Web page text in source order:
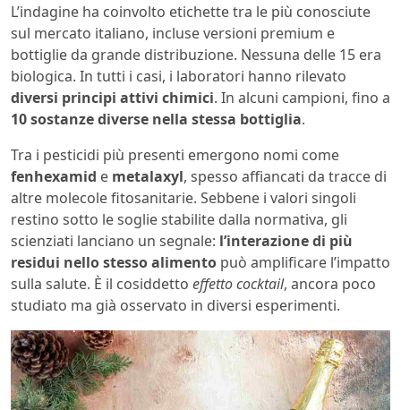
L’indagine ha coinvolto etichette tra le più conosciute
sul mercato italiano, incluse versioni premium e
bottiglie da grande distribuzione. Nessuna delle 15 era
biologica. In tutti i casi, i laboratori hanno rilevato
diversi principi attivi chimici. In alcuni campioni, fino a
10 sostanze diverse nella stessa bottiglia.
Tra i pesticidi più presenti emergono nomi come
fenhexamid e metalaxyl, spesso affiancati da tracce di
altre molecole fitosanitarie. Sebbene i valori singoli
restino sotto le soglie stabilite dalla normativa, gli
scienziati lanciano un segnale: l’interazione di più
residui nello stesso alimento può amplificare l’impatto
sulla salute. È il cosiddetto effetto cocktail, ancora poco
studiato ma già osservato in diversi esperimenti.